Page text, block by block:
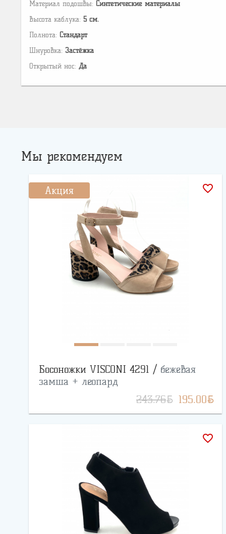
Материал подошвы: Cинтетические материалы
Высота каблука: 5 см.
Полнота: Стандарт
Шнуровка: Застёжка
Открытый нос: Да
Мы рекомендуем
Акция favorite_border
Босоножки VISCONI 4291 / бежевая
замша + леопард
243.76BYN 195.00BYN
favorite_border